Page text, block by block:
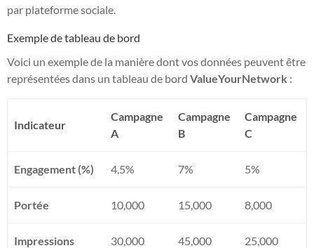
par plateforme sociale.
Exemple de tableau de bord
Voici un exemple de la manière dont vos données peuvent être
représentées dans un tableau de bord ValueYourNetwork :
Indicateur
Campagne
A
Campagne
B
Campagne
C
Engagement (%) 4,5% 7% 5%
Portée 10,000 15,000 8,000
Impressions 30,000 45,000 25,000